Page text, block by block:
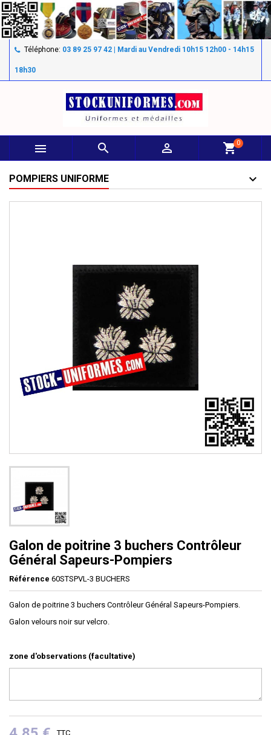
Téléphone: 03 89 25 97 42 | Mardi au Vendredi 10h15 12h00 - 14h15
18h30
   shopping_cart0
POMPIERS UNIFORME
Galon de poitrine 3 buchers Contrôleur
Général Sapeurs-Pompiers
Référence 60STSPVL-3 BUCHERS
Galon de poitrine 3 buchers Contrôleur Général Sapeurs-Pompiers.
Galon velours noir sur velcro.
zone d'observations (facultative)
TTC